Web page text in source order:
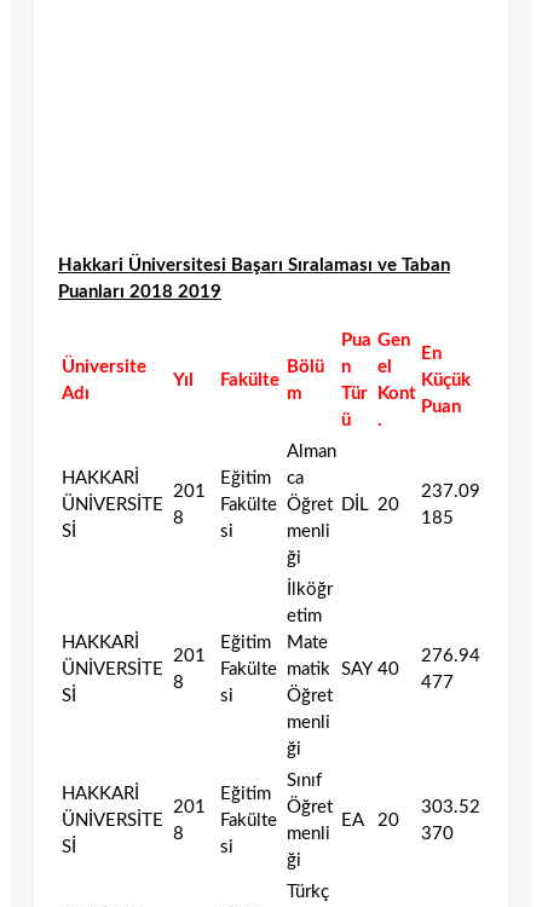
Hakkari Üniversitesi Başarı Sıralaması ve Taban
Puanları 2018 2019
Üniversite
Adı
Yıl Fakülte
Bölü
m
Pua
n
Tür
ü
Gen
el
Kont
.
En
Küçük
Puan
HAKKARİ
ÜNİVERSİTE
Sİ
201
8
Eğitim
Fakülte
si
Alman
ca
Öğret
menli
ği
DİL 20
237.09
185
HAKKARİ
ÜNİVERSİTE
Sİ
201
8
Eğitim
Fakülte
si
İlköğr
etim
Mate
matik
Öğret
menli
ği
SAY 40
276.94
477
HAKKARİ
ÜNİVERSİTE
Sİ
201
8
Eğitim
Fakülte
si
Sınıf
Öğret
menli
ği
EA 20
303.52
370
Türkç